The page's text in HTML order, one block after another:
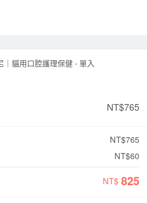
｜貓用口腔護理保健 - 單入
NT$765
NT$765
NT$60
NT$ 825